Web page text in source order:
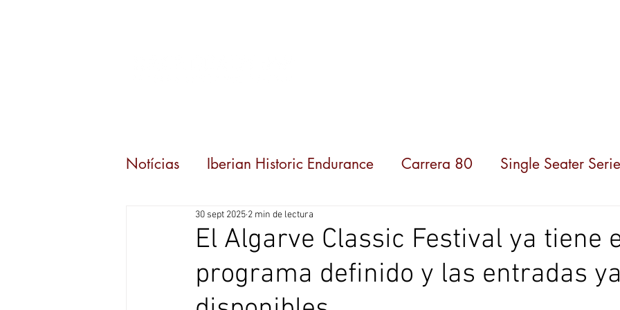
Notícias Iberian Historic Endurance Carrera 80 Single Seater
El Algarve Classic Festival ya tiene
programa definido y las entradas
30 sept 2025 2 min de lectura